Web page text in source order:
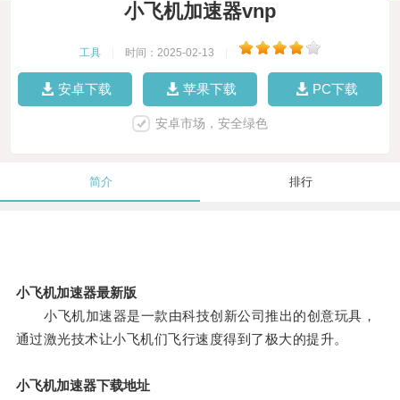
小飞机加速器vnp
工具 时间：2025-02-13
安卓下载 苹果下载 PC下载
安卓市场，安全绿色
简介 排行
小飞机加速器最新版
小飞机加速器是一款由科技创新公司推出的创意玩具，
通过激光技术让小飞机们飞行速度得到了极大的提升。
小飞机加速器下载地址